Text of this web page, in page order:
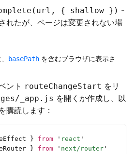
{ shallow }) -
れたが、ページは変更されない場
basePath を含むブラウザに表示さ
ント routeChangeStart をリ
_app.js を開くか作成し、以
購読します：
} from ' react '
} from ' next/router '